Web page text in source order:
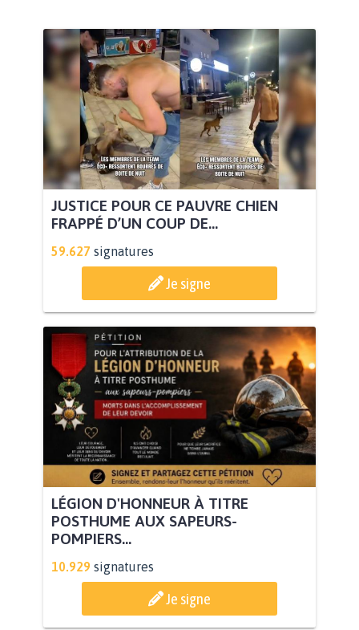
JUSTICE POUR CE PAUVRE CHIEN
FRAPPÉ D’UN COUP DE...
59.627 signatures
Je signe
LÉGION D'HONNEUR À TITRE
POSTHUME AUX SAPEURS-
POMPIERS...
10.929 signatures
Je signe